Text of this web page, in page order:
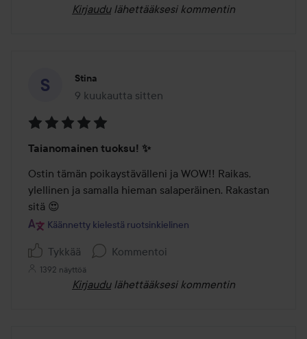
Kirjaudu lähettääksesi kommentin
Stina
9 kuukautta sitten
Viesti luotiin 9 kuukautta sitten
5
/
5
Taianomainen tuoksu! ✨
Ostin tämän poikaystävälleni ja WOW!! Raikas,
ylellinen ja samalla hieman salaperäinen. Rakastan
sitä 😍
Käännetty kielestä ruotsinkielinen
Tykkää Kommentoi
1392 näyttöä
Kirjaudu lähettääksesi kommentin